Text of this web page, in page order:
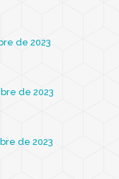
de 2023
de 2023
de 2023